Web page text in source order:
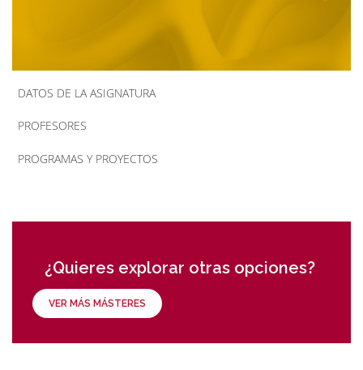
DATOS DE LA ASIGNATURA
PROFESORES
PROGRAMAS Y PROYECTOS
¿Quieres explorar otras opciones?
VER MÁS MÁSTERES